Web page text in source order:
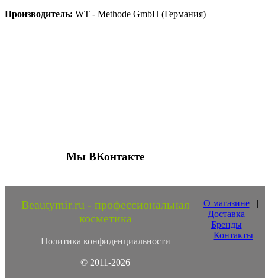
Производитель: WT - Methode GmbH (Германия)
Мы ВКонтакте
Beautymir.ru - профессиональная
косметика
Политика конфиденциальности
© 2011-2026
О магазине|
Доставка |
Бренды |
Контакты